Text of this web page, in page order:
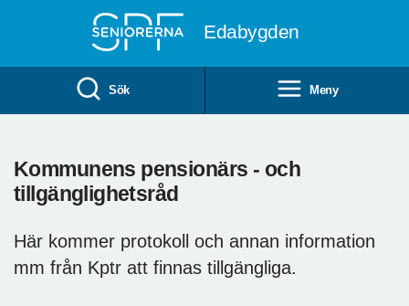
Edabygden
Sök Meny
Kommunens pensionärs - och
tillgänglighetsråd
Här kommer protokoll och annan information
mm från Kptr att finnas tillgängliga.